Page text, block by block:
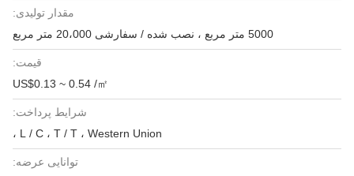
مقدار تولیدی:
5000 متر مربع ، نصب شده / سفارشی 20،000 متر مربع
قیمت:
US$0.13 ~ 0.54 /㎡
شرایط پرداخت:
L / C ، T / T ، Western Union ،
توانایی عرضه: